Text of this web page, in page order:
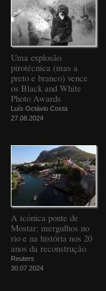
Uma explosão
pirotécnica (mas a
preto e branco) vence
os Black and White
Photo Awards
Luís Octávio Costa
27.08.2024
A icónica ponte de
Mostar: mergulhos no
rio e na história nos 20
anos da reconstrução
Reuters
30.07.2024